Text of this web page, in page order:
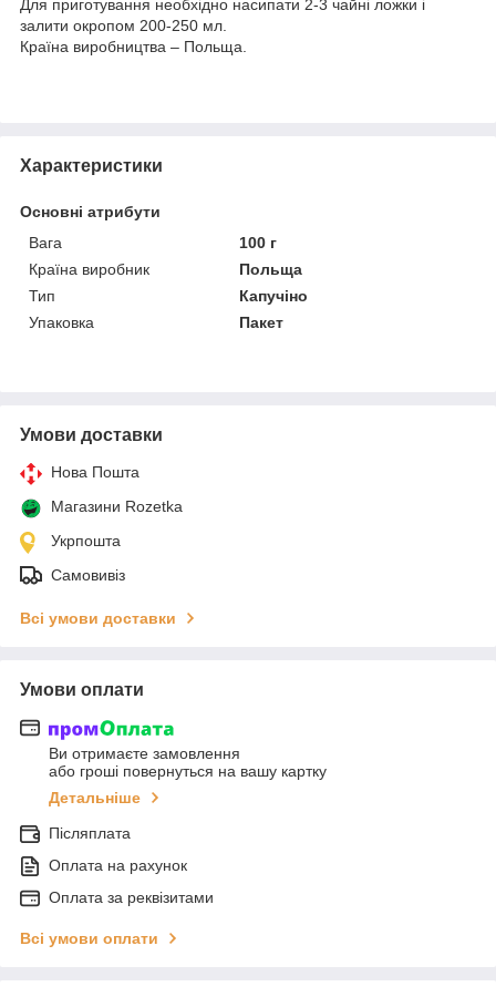
Для приготування необхідно насипати 2-3 чайні ложки і
залити окропом 200-250 мл.
Країна виробництва – Польща.
Характеристики
Основні атрибути
Вага
100 г
Країна виробник
Польща
Тип
Капучіно
Упаковка
Пакет
Умови доставки
Нова Пошта
Магазини Rozetka
Укрпошта
Самовивіз
Всі умови доставки
Умови оплати
Ви отримаєте замовлення
або гроші повернуться на вашу картку
Детальніше
Післяплата
Оплата на рахунок
Оплата за реквізитами
Всі умови оплати